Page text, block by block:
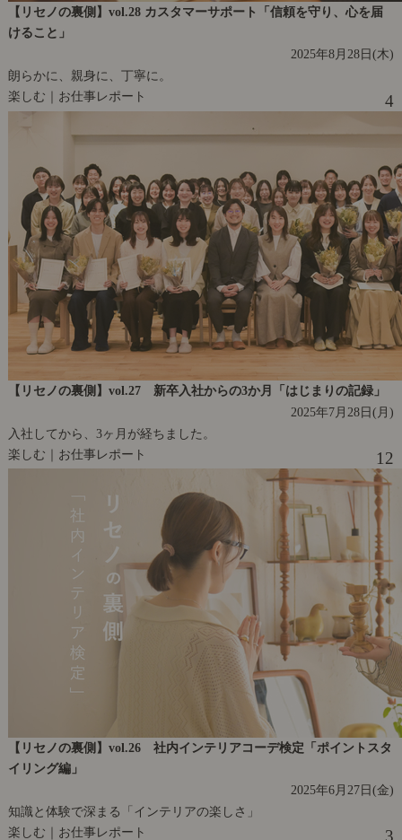
【リセノの裏側】vol.28 カスタマーサポート「信頼を守り、心を届
けること」
2025年8月28日(木)
朗らかに、親身に、丁寧に。
楽しむ｜お仕事レポート
4
【リセノの裏側】vol.27 新卒入社からの3か月「はじまりの記録」
2025年7月28日(月)
入社してから、3ヶ月が経ちました。
楽しむ｜お仕事レポート
12
【リセノの裏側】vol.26 社内インテリアコーデ検定「ポイントスタ
イリング編」
2025年6月27日(金)
知識と体験で深まる「インテリアの楽しさ」
楽しむ｜お仕事レポート